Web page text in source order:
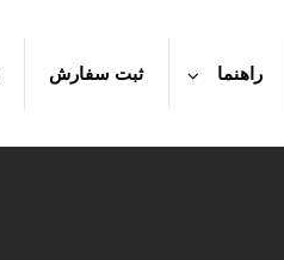
راهنما ثبت سفارش